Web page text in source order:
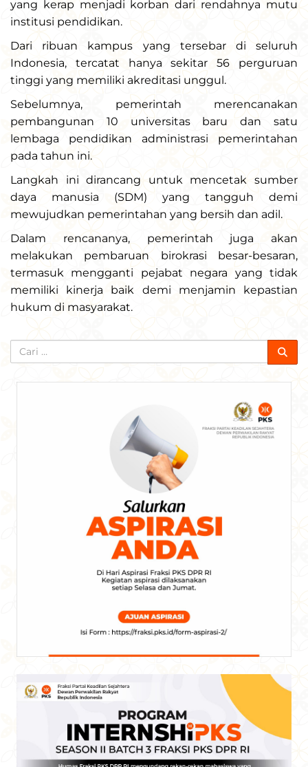
yang kerap menjadi korban dari rendahnya mutu
institusi pendidikan.
Dari ribuan kampus yang tersebar di seluruh
Indonesia, tercatat hanya sekitar 56 perguruan
tinggi yang memiliki akreditasi unggul.
Sebelumnya, pemerintah merencanakan
pembangunan 10 universitas baru dan satu
lembaga pendidikan administrasi pemerintahan
pada tahun ini.
Langkah ini dirancang untuk mencetak sumber
daya manusia (SDM) yang tangguh demi
mewujudkan pemerintahan yang bersih dan adil.
Dalam rencananya, pemerintah juga akan
melakukan pembaruan birokrasi besar-besaran,
termasuk mengganti pejabat negara yang tidak
memiliki kinerja baik demi menjamin kepastian
hukum di masyarakat.